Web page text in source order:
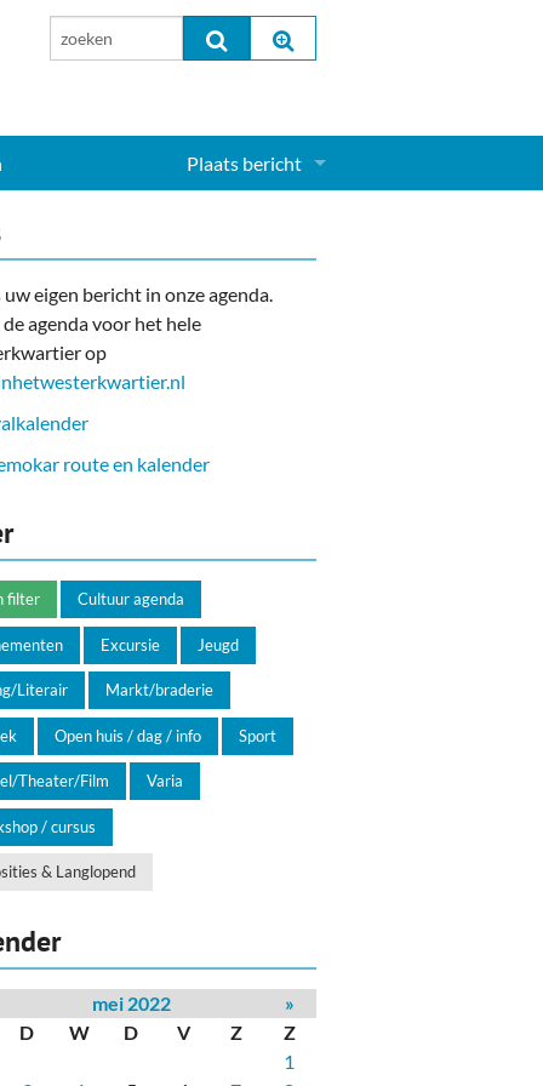
Plaats bericht
uw eigen bericht in onze agenda.
agenda voor het hele
op
route en kalender
filter Cultuur agenda
Excursie Jeugd
Literair Markt/braderie
Open huis / dag / info Sport
Theater/Film Varia
/ cursus
& Langlopend
mei 2022
»
D W D V Z
Z
1